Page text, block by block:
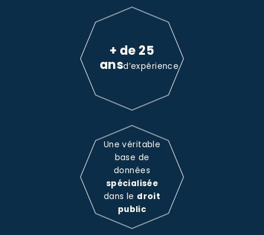
+ de 25
ansd’expérience
Une véritable
base de
données
spécialisée
dans le droit
public